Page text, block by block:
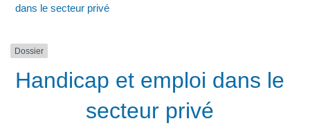
dans le secteur privé
Dossier
Handicap et emploi dans le
secteur privé